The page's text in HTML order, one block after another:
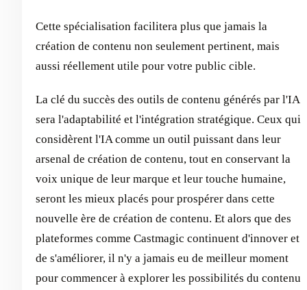
Cette spécialisation facilitera plus que jamais la
création de contenu non seulement pertinent, mais
aussi réellement utile pour votre public cible.
La clé du succès des outils de contenu générés par l'IA
sera l'adaptabilité et l'intégration stratégique. Ceux qui
considèrent l'IA comme un outil puissant dans leur
arsenal de création de contenu, tout en conservant la
voix unique de leur marque et leur touche humaine,
seront les mieux placés pour prospérer dans cette
nouvelle ère de création de contenu. Et alors que des
plateformes comme Castmagic continuent d'innover et
de s'améliorer, il n'y a jamais eu de meilleur moment
pour commencer à explorer les possibilités du contenu